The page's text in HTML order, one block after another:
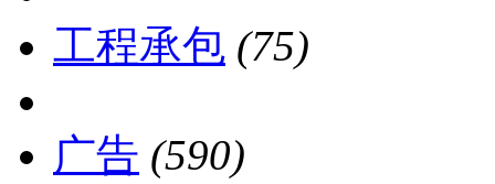
工程承包 (75)
广告 (590)